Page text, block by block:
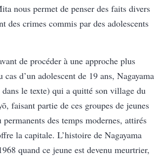
nous permet de penser des faits divers
des crimes commis par des adolescents
de procéder à une approche plus
d’un adolescent de 19 ans, Nagayama
le texte) qui a quitté son village du
faisant partie de ces groupes de jeunes
des temps modernes, attirés
la capitale. L’histoire de Nagayama
quand ce jeune est devenu meurtrier,